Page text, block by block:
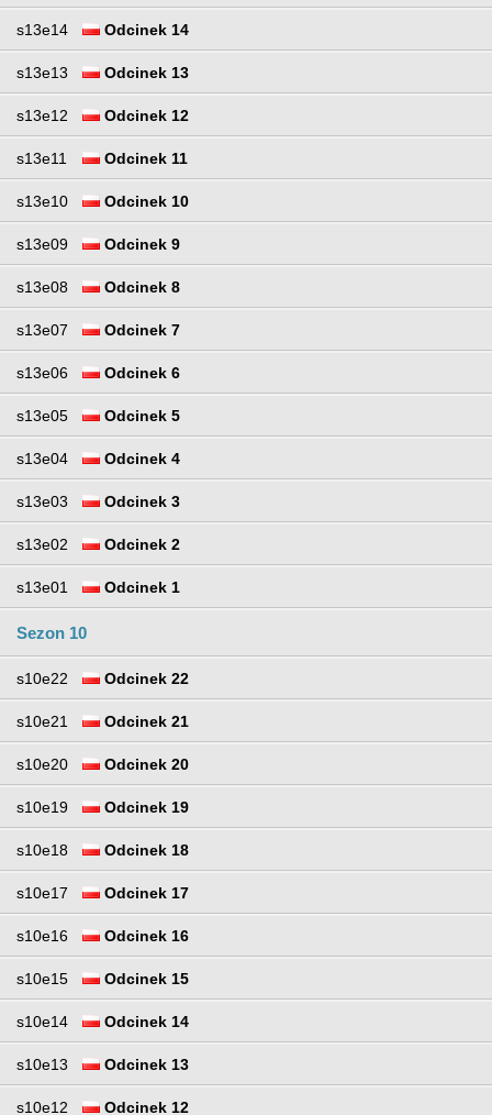
s13e14 Odcinek 14
s13e13 Odcinek 13
s13e12 Odcinek 12
s13e11 Odcinek 11
s13e10 Odcinek 10
s13e09 Odcinek 9
s13e08 Odcinek 8
s13e07 Odcinek 7
s13e06 Odcinek 6
s13e05 Odcinek 5
s13e04 Odcinek 4
s13e03 Odcinek 3
s13e02 Odcinek 2
s13e01 Odcinek 1
Sezon 10
s10e22 Odcinek 22
s10e21 Odcinek 21
s10e20 Odcinek 20
s10e19 Odcinek 19
s10e18 Odcinek 18
s10e17 Odcinek 17
s10e16 Odcinek 16
s10e15 Odcinek 15
s10e14 Odcinek 14
s10e13 Odcinek 13
s10e12 Odcinek 12